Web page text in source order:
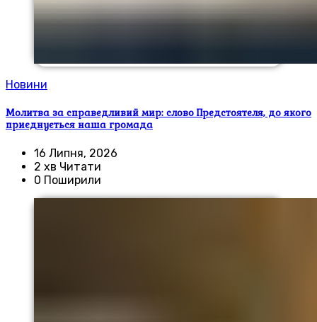
Новини
Молитва за справедливий мир: слово Предстоятеля, до якого
приєднується наша громада
16 Липня, 2026
2 хв Читати
0 Поширили